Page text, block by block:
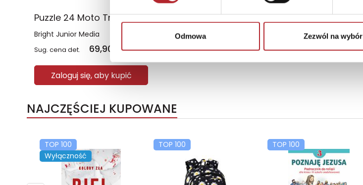
Odmowa Zezwól na wybór
Puzzle 24 Moto Traktor CzuCzu
Bright Junior Media
Sug. cena det. 69,90 (brutto)
Zaloguj się, aby kupić
NAJCZĘŚCIEJ KUPOWANE
TOP 100
Wyłączność
TOP 100 TOP 100